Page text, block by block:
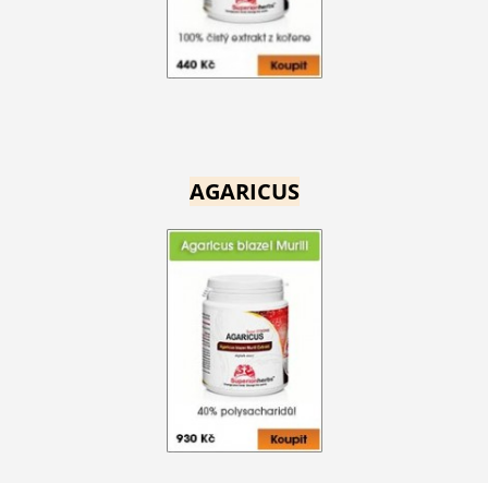
AGARICUS